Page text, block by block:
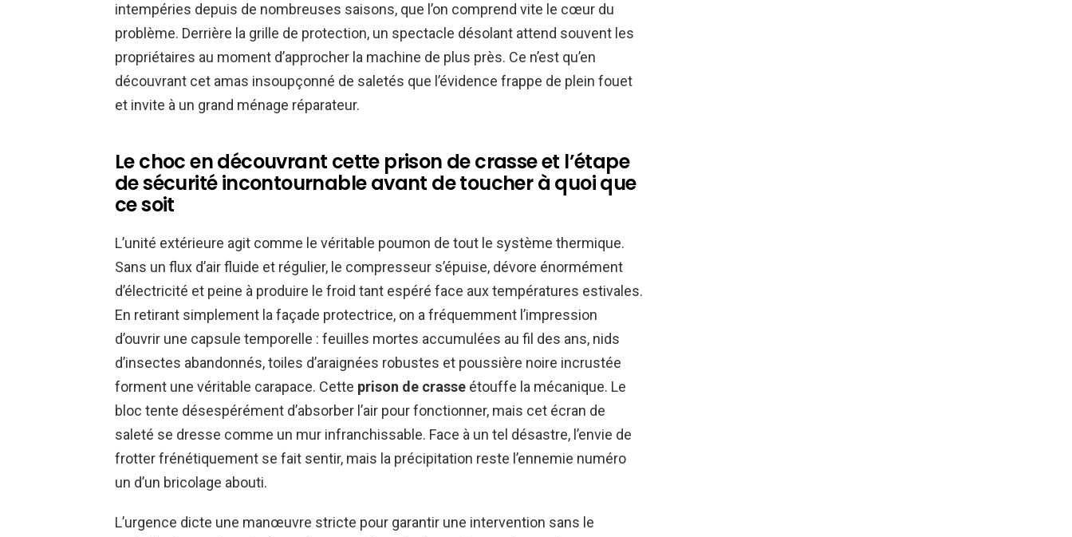
intempéries depuis de nombreuses saisons, que l’on comprend vite le cœur du
problème. Derrière la grille de protection, un spectacle désolant attend souvent les
propriétaires au moment d’approcher la machine de plus près. Ce n’est qu’en
découvrant cet amas insoupçonné de saletés que l’évidence frappe de plein fouet
et invite à un grand ménage réparateur.
Le choc en découvrant cette prison de crasse et l’étape
de sécurité incontournable avant de toucher à quoi que
ce soit
L’unité extérieure agit comme le véritable poumon de tout le système thermique.
Sans un flux d’air fluide et régulier, le compresseur s’épuise, dévore énormément
d’électricité et peine à produire le froid tant espéré face aux températures estivales.
En retirant simplement la façade protectrice, on a fréquemment l’impression
d’ouvrir une capsule temporelle : feuilles mortes accumulées au fil des ans, nids
d’insectes abandonnés, toiles d’araignées robustes et poussière noire incrustée
forment une véritable carapace. Cette prison de crasse étouffe la mécanique. Le
bloc tente désespérément d’absorber l’air pour fonctionner, mais cet écran de
saleté se dresse comme un mur infranchissable. Face à un tel désastre, l’envie de
frotter frénétiquement se fait sentir, mais la précipitation reste l’ennemie numéro
un d’un bricolage abouti.
L’urgence dicte une manœuvre stricte pour garantir une intervention sans le